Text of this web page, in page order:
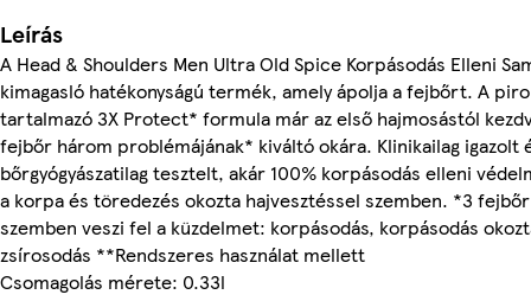
Leírás
A Head & Shoulders Men Ultra Old Spice Korpásodás Elleni
kimagasló hatékonyságú termék, amely ápolja a fejbőrt. A
tartalmazó 3X Protect* formula már az első hajmosástól
fejbőr három problémájának* kiváltó okára. Klinikailag igazolt
bőrgyógyászatilag tesztelt, akár 100% korpásodás elleni
a korpa és töredezés okozta hajvesztéssel szemben. *3
szemben veszi fel a küzdelmet: korpásodás, korpásodás
zsírosodás **Rendszeres használat mellett
Csomagolás mérete: 0.33l